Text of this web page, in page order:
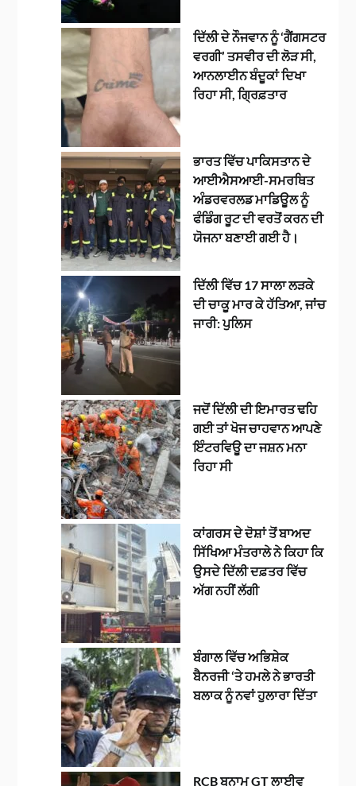
ਦਿੱਲੀ ਦੇ ਨੌਜਵਾਨ ਨੂੰ ‘ਗੈਂਗਸਟਰ
ਵਰਗੀ’ ਤਸਵੀਰ ਦੀ ਲੋੜ ਸੀ,
ਆਨਲਾਈਨ ਬੰਦੂਕਾਂ ਦਿਖਾ
ਰਿਹਾ ਸੀ, ਗ੍ਰਿਫ਼ਤਾਰ
ਭਾਰਤ ਵਿੱਚ ਪਾਕਿਸਤਾਨ ਦੇ
ਆਈਐਸਆਈ-ਸਮਰਥਿਤ
ਅੰਡਰਵਰਲਡ ਮਾਡਿਊਲ ਨੂੰ
ਫੰਡਿੰਗ ਰੂਟ ਦੀ ਵਰਤੋਂ ਕਰਨ ਦੀ
ਯੋਜਨਾ ਬਣਾਈ ਗਈ ਹੈ।
ਦਿੱਲੀ ਵਿੱਚ 17 ਸਾਲਾ ਲੜਕੇ
ਦੀ ਚਾਕੂ ਮਾਰ ਕੇ ਹੱਤਿਆ, ਜਾਂਚ
ਜਾਰੀ: ਪੁਲਿਸ
ਜਦੋਂ ਦਿੱਲੀ ਦੀ ਇਮਾਰਤ ਢਹਿ
ਗਈ ਤਾਂ ਖੋਜ ਚਾਹਵਾਨ ਆਪਣੇ
ਇੰਟਰਵਿਊ ਦਾ ਜਸ਼ਨ ਮਨਾ
ਰਿਹਾ ਸੀ
ਕਾਂਗਰਸ ਦੇ ਦੋਸ਼ਾਂ ਤੋਂ ਬਾਅਦ
ਸਿੱਖਿਆ ਮੰਤਰਾਲੇ ਨੇ ਕਿਹਾ ਕਿ
ਉਸਦੇ ਦਿੱਲੀ ਦਫ਼ਤਰ ਵਿੱਚ
ਅੱਗ ਨਹੀਂ ਲੱਗੀ
ਬੰਗਾਲ ਵਿੱਚ ਅਭਿਸ਼ੇਕ
ਬੈਨਰਜੀ ‘ਤੇ ਹਮਲੇ ਨੇ ਭਾਰਤੀ
ਬਲਾਕ ਨੂੰ ਨਵਾਂ ਹੁਲਾਰਾ ਦਿੱਤਾ
RCB ਬਨਾਮ GT ਲਾਈਵ